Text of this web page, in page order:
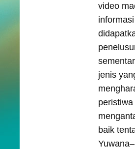
video
jenis
baik